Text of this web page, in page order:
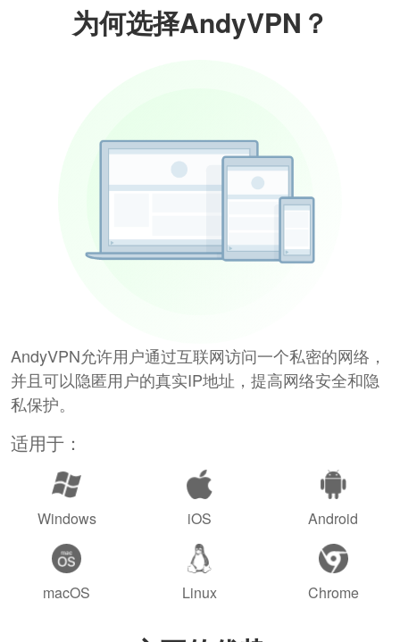
为何选择AndyVPN？
AndyVPN允许用户通过互联网访问一个私密的网络，
并且可以隐匿用户的真实IP地址，提高网络安全和隐
私保护。
适用于：
Windows iOS Android
macOS Linux Chrome